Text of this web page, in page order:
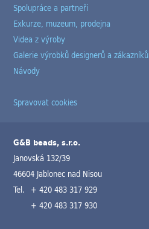
Spolupráce a partneři
Exkurze, muzeum, prodejna
Videa z výroby
Galerie výrobků designerů a zákazníků
Návody
Spravovat cookies
G&B beads, s.r.o.
Janovská 132/39
46604 Jablonec nad Nisou
Tel. + 420 483 317 929
+ 420 483 317 930